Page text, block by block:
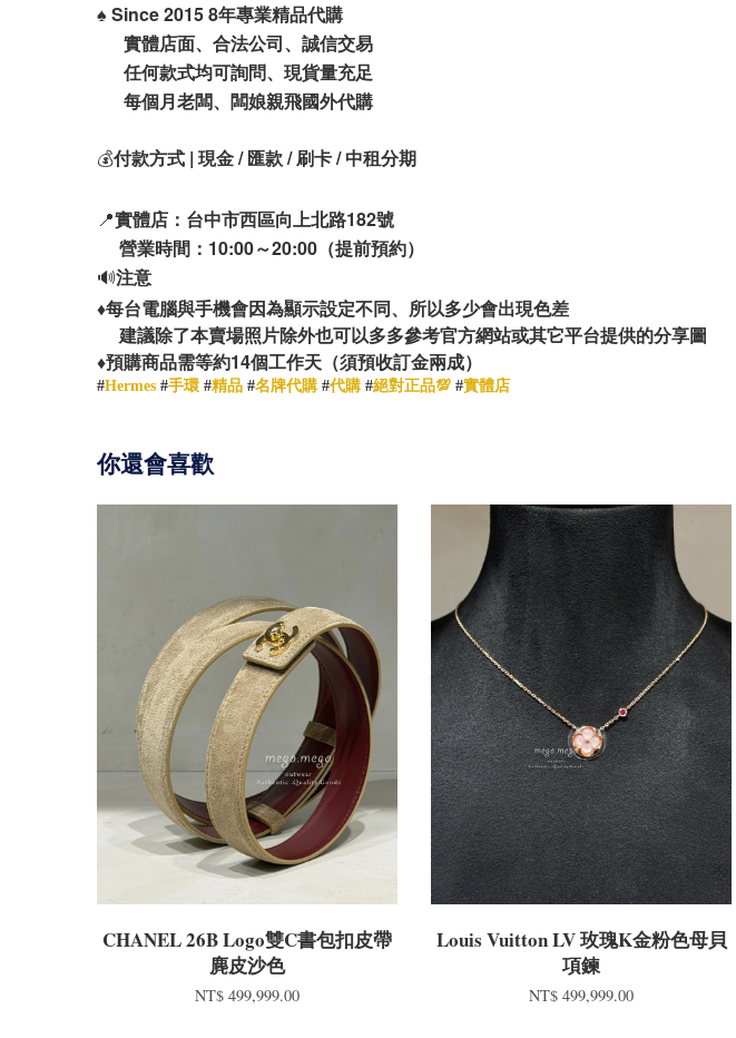
♠️ Since 2015 8年專業精品代購
實體店面、合法公司、誠信交易
任何款式均可詢問、現貨量充足
每個月老闆、闆娘親飛國外代購
💰付款方式 | 現金 / 匯款 / 刷卡 / 中租分期
📍實體店：台中市西區向上北路182號
營業時間：10:00～20:00（提前預約）
🔊注意
♦️每台電腦與手機會因為顯示設定不同、所以多少會出現色差
建議除了本賣場照片除外也可以多多參考官方網站或其它平台提供的分享圖
♦️預購商品需等約14個工作天（須預收訂金兩成）
#Hermes #手環 #精品 #名牌代購 #代購 #絕對正品💯 #實體店
你還會喜歡
CHANEL 26B Logo雙C書包扣皮帶
麂皮沙色
NT$ 499,999.00
Louis Vuitton LV 玫瑰K金粉色母貝
項鍊
NT$ 499,999.00